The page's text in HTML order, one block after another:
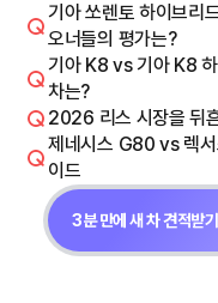
기아 쏘렌토 하이브리
오너들의 평가는?
기아 K8 vs 기아 K8
차는?
2026 리스 시장을 뒤
제네시스 G80 vs 렉
이드
3분 만에 새 차 견적받기